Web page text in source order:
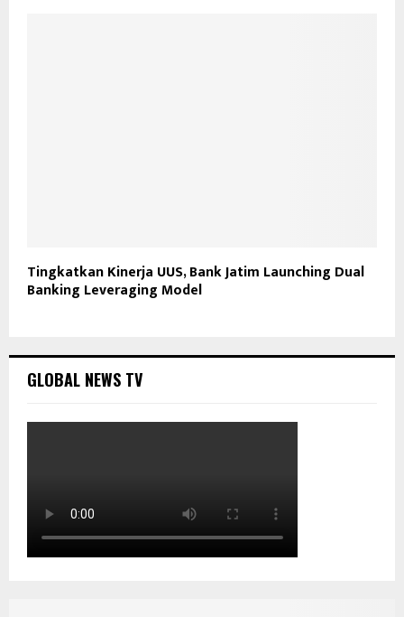
Tingkatkan Kinerja UUS, Bank Jatim Launching Dual
Banking Leveraging Model
GLOBAL NEWS TV